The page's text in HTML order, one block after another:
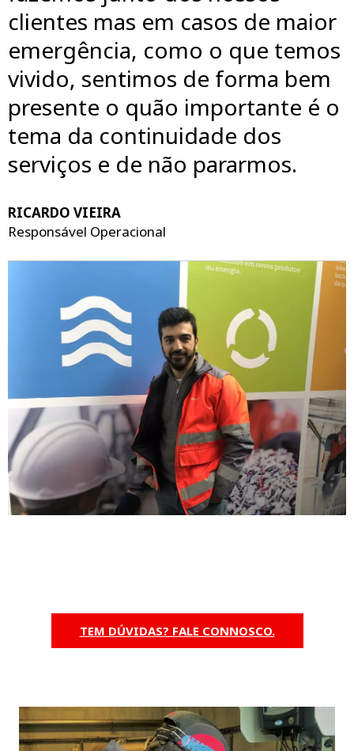
clientes mas em casos de maior
emergência, como o que temos
vivido, sentimos de forma bem
presente o quão importante é o
tema da continuidade dos
serviços e de não pararmos.
RICARDO VIEIRA
Responsável Operacional
TEM DÚVIDAS? FALE CONNOSCO.